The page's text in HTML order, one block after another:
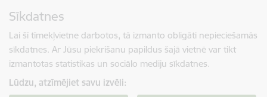
Sīkdatnes
Lai šī tīmekļvietne darbotos, tā izmanto obligāti nepieciešamās
sīkdatnes. Ar Jūsu piekrišanu papildus šajā vietnē var tikt
izmantotas statistikas un sociālo mediju sīkdatnes.
Lūdzu, atzīmējiet savu izvēli: